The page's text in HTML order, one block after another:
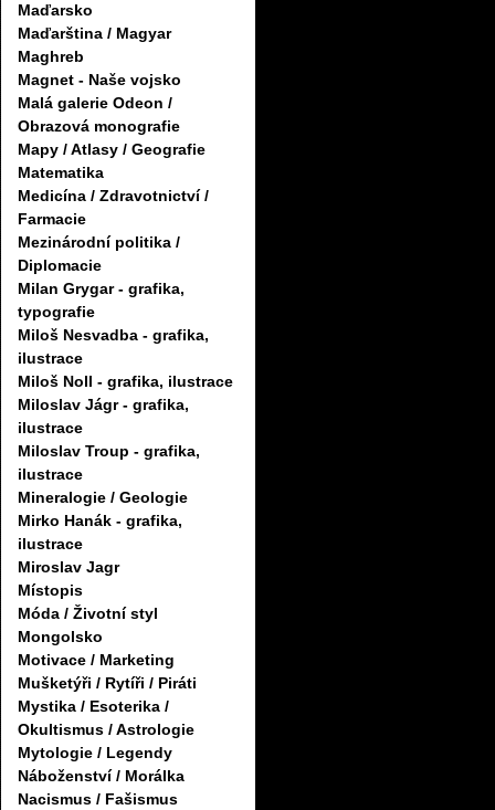
Maďarsko
Maďarština / Magyar
Maghreb
Magnet - Naše vojsko
Malá galerie Odeon /
Obrazová monografie
Mapy / Atlasy / Geografie
Matematika
Medicína / Zdravotnictví /
Farmacie
Mezinárodní politika /
Diplomacie
Milan Grygar - grafika,
typografie
Miloš Nesvadba - grafika,
ilustrace
Miloš Noll - grafika, ilustrace
Miloslav Jágr - grafika,
ilustrace
Miloslav Troup - grafika,
ilustrace
Mineralogie / Geologie
Mirko Hanák - grafika,
ilustrace
Miroslav Jagr
Místopis
Móda / Životní styl
Mongolsko
Motivace / Marketing
Mušketýři / Rytíři / Piráti
Mystika / Esoterika /
Okultismus / Astrologie
Mytologie / Legendy
Náboženství / Morálka
Nacismus / Fašismus